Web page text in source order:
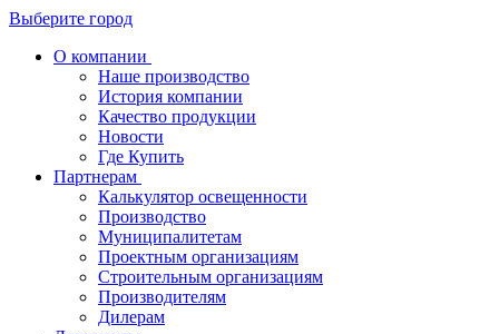
Выберите город
О компании
Наше производство
История компании
Качество продукции
Новости
Где Купить
Партнерам
Калькулятор освещенности
Производство
Муниципалитетам
Проектным организациям
Строительным организациям
Производителям
Дилерам